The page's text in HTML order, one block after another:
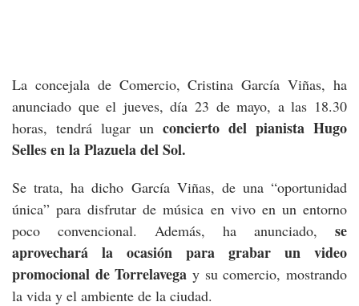
La concejala de Comercio, Cristina García Viñas, ha
anunciado que el jueves, día 23 de mayo, a las 18.30
horas, tendrá lugar un concierto del pianista Hugo
Selles en la Plazuela del Sol.
Se trata, ha dicho García Viñas, de una “oportunidad
única” para disfrutar de música en vivo en un entorno
poco convencional. Además, ha anunciado, se
aprovechará la ocasión para grabar un video
promocional de Torrelavega y su comercio, mostrando
la vida y el ambiente de la ciudad.